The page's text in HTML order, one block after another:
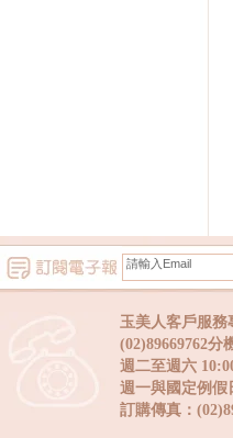
玉美人客戶服務
(02)89669762分
週二至週六
週一與國定例假
訂購傳真：